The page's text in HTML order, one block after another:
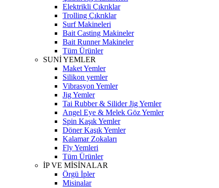
Elektrikli Çıkrıklar
Trolling Çıkrıklar
Surf Makineleri
Bait Casting Makineler
Bait Runner Makineler
Tüm Ürünler
SUNİ YEMLER
Maket Yemler
Silikon yemler
Vibrasyon Yemler
Jig Yemler
Tai Rubber & Silider Jig Yemler
Angel Eye & Melek Göz Yemler
Spin Kaşık Yemler
Döner Kaşık Yemler
Kalamar Zokaları
Fly Yemleri
Tüm Ürünler
İP VE MİSİNALAR
Örgü İpler
Misinalar